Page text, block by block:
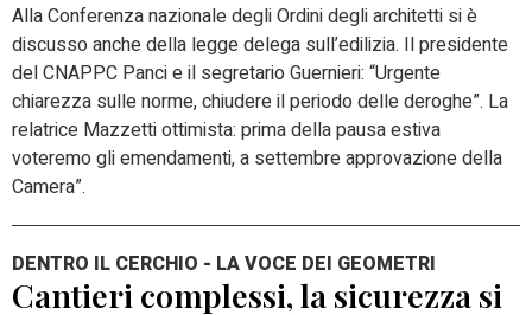
Alla Conferenza nazionale degli Ordini degli architetti si è
discusso anche della legge delega sull’edilizia. Il presidente
del CNAPPC Panci e il segretario Guernieri: “Urgente
chiarezza sulle norme, chiudere il periodo delle deroghe”. La
relatrice Mazzetti ottimista: prima della pausa estiva
voteremo gli emendamenti, a settembre approvazione della
Camera”.
DENTRO IL CERCHIO - LA VOCE DEI GEOMETRI
Cantieri complessi, la sicurezza si